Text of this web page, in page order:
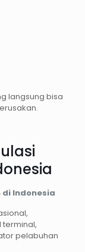
langsung bisa
Indonesia
pelabuhan